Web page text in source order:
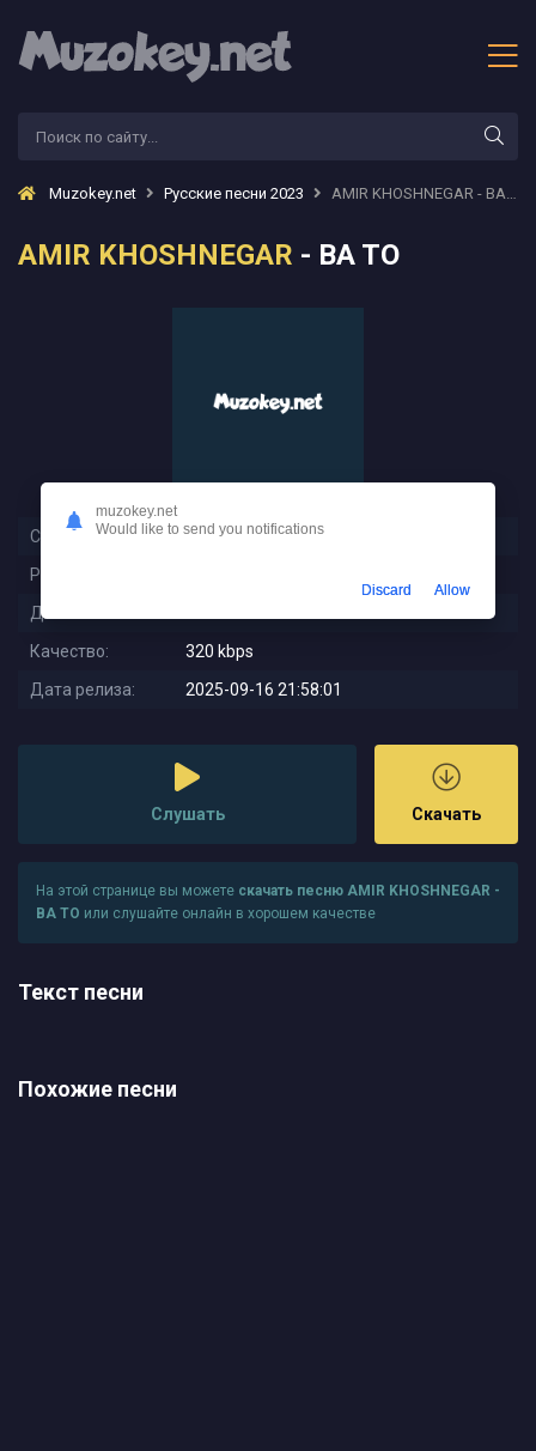
Muzokey.net Русские песни 2023 AMIR KHOSHNEGAR - BA TO
AMIR KHOSHNEGAR - BA TO
Слушали:
123
Размер:
Длительность:
Качество:
320 kbps
Дата релиза:
2025-09-16 21:58:01
Слушать Скачать
На этой странице вы можете скачать песню AMIR KHOSHNEGAR -
BA TO или слушайте онлайн в хорошем качестве
Текст песни
Похожие песни
muzokey.net
Would like to send you notifications
Discard Allow